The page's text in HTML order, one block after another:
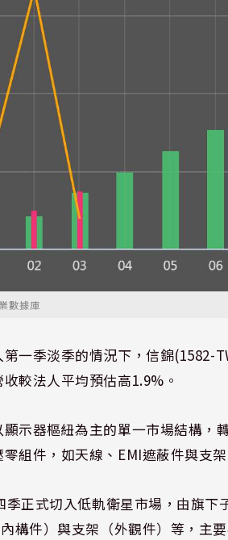
數據庫
一季淡季的情況下，信錦(1582-
較法人平均預估高1.9%。
示器樞紐為主的單一市場結構，
組件，如天線、EMI遮蔽件與支
季正式切入低軌衛星市場，由旗
構件）與支架（外觀件）等，主